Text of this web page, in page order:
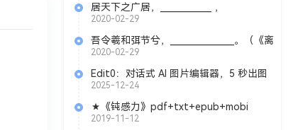
居天下之广居，____________ ，
____________ 。（《富贵不能淫》孟子）
2020-02-29
吾令羲和弭节兮，_______________。（《离
骚》节选 屈原）
2020-02-29
Edit0：对话式 AI 图片编辑器，5 秒出图
与无限画布（可商用、永久免费额度）
2025-12-24
★《钝感力》pdf+txt+epub+mobi
2019-11-12